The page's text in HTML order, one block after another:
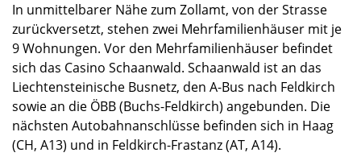
In unmittelbarer Nähe zum Zollamt, von der Strasse
zurückversetzt, stehen zwei Mehrfamilienhäuser mit je
9 Wohnungen. Vor den Mehrfamilienhäuser befindet
sich das Casino Schaanwald. Schaanwald ist an das
Liechtensteinische Busnetz, den A-Bus nach Feldkirch
sowie an die ÖBB (Buchs-Feldkirch) angebunden. Die
nächsten Autobahnanschlüsse befinden sich in Haag
(CH, A13) und in Feldkirch-Frastanz (AT, A14).